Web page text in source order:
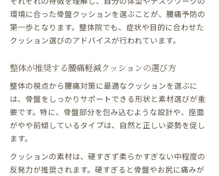
環境に合った骨盤クッションを選ぶことが、腰痛予防の
第一歩となります。整体院でも、症状や目的に合わせた
クッション選びのアドバイスが行われています。
整体が推奨する腰痛軽減クッションの選び方
整体の視点から腰痛対策に最適なクッションを選ぶに
は、骨盤をしっかりサポートできる形状と素材選びが重
要です。特に、骨盤部分を包み込むような設計や、座面
がやや前傾しているタイプは、自然と正しい姿勢を促し
ます。
クッションの素材は、硬すぎず柔らかすぎない中程度の
反発力が推奨されます。硬すぎると骨盤やお尻に痛みが